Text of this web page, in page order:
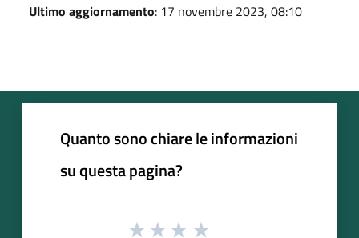
Ultimo aggiornamento: 17 novembre 2023, 08:10
Quanto sono chiare le informazioni
su questa pagina?